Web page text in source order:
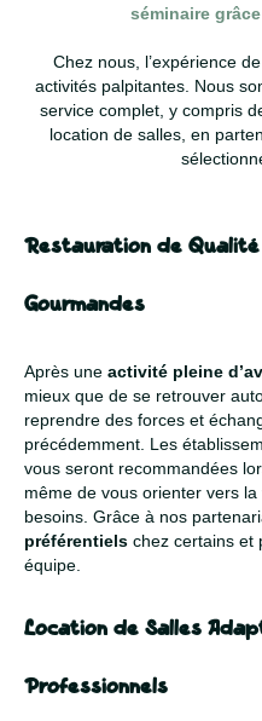
séminaire
Chez nous, l’expérience
activités palpitantes. Nous
service complet, y compris
location de salles, en
Restauration de Qualité
Gourmandes
Après uneactivité pleine
mieux que de se retrouver
reprendre des forces et
précédemment. Les
vous seront recommandées
même de vous orienter vers la
besoins. Grâce à nos
préférentiels chez certains et
équipe.
Location de Salles
Professionnels